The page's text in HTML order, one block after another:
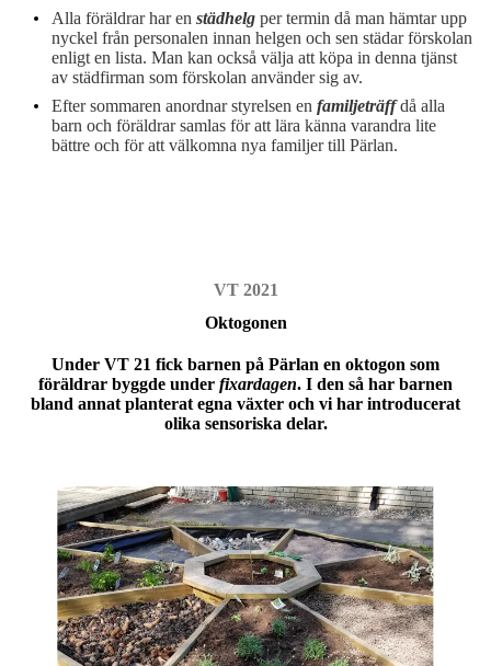
Alla föräldrar har en städhelg per termin då man hämtar upp
nyckel från personalen innan helgen och sen städar förskolan
enligt en lista. Man kan också välja att köpa in denna tjänst
av städfirman som förskolan använder sig av.
Efter sommaren anordnar styrelsen en familjeträffdå alla
barn och föräldrar samlas för att lära känna varandra lite
bättre och för att välkomna nya familjer till Pärlan.
VT 2021
Oktogonen
Under VT 21 fick barnen på Pärlan en oktogon som
föräldrar byggde under fixardagen. I den så har barnen
bland annat planterat egna växter och vi har introducerat
olika sensoriska delar.